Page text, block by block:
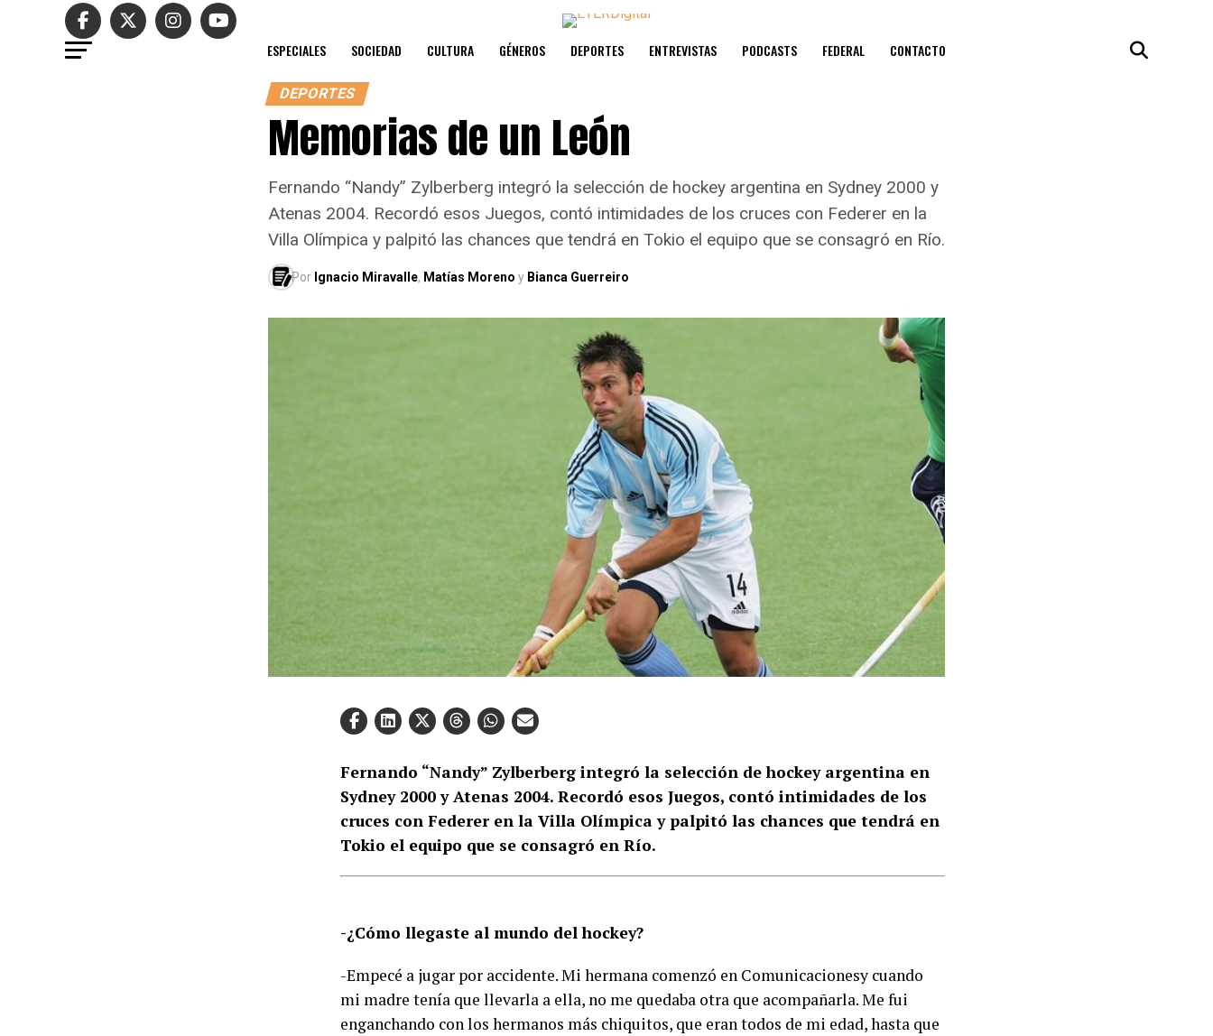
ESPECIALES SOCIEDAD CULTURA GÉNEROS DEPORTES ENTREVISTAS PODCASTS FEDERAL CONTACTO
DEPORTES
Memorias de un León
Fernando “Nandy” Zylberberg integró la selección de hockey argentina en Sydney 2000 y
Atenas 2004. Recordó esos Juegos, contó intimidades de los cruces con Federer en la
Villa Olímpica y palpitó las chances que tendrá en Tokio el equipo que se consagró en Río.
Por Ignacio Miravalle, Matías Moreno y Bianca Guerreiro
Fernando “Nandy” Zylberberg integró la selección de hockey argentina en
Sydney 2000 y Atenas 2004. Recordó esos Juegos, contó intimidades de los
cruces con Federer en la Villa Olímpica y palpitó las chances que tendrá en
Tokio el equipo que se consagró en Río.
-¿Cómo llegaste al mundo del hockey?
-Empecé a jugar por accidente. Mi hermana comenzó en Comunicacionesy cuando
mi madre tenía que llevarla a ella, no me quedaba otra que acompañarla. Me fui
enganchando con los hermanos más chiquitos, que eran todos de mi edad, hasta que